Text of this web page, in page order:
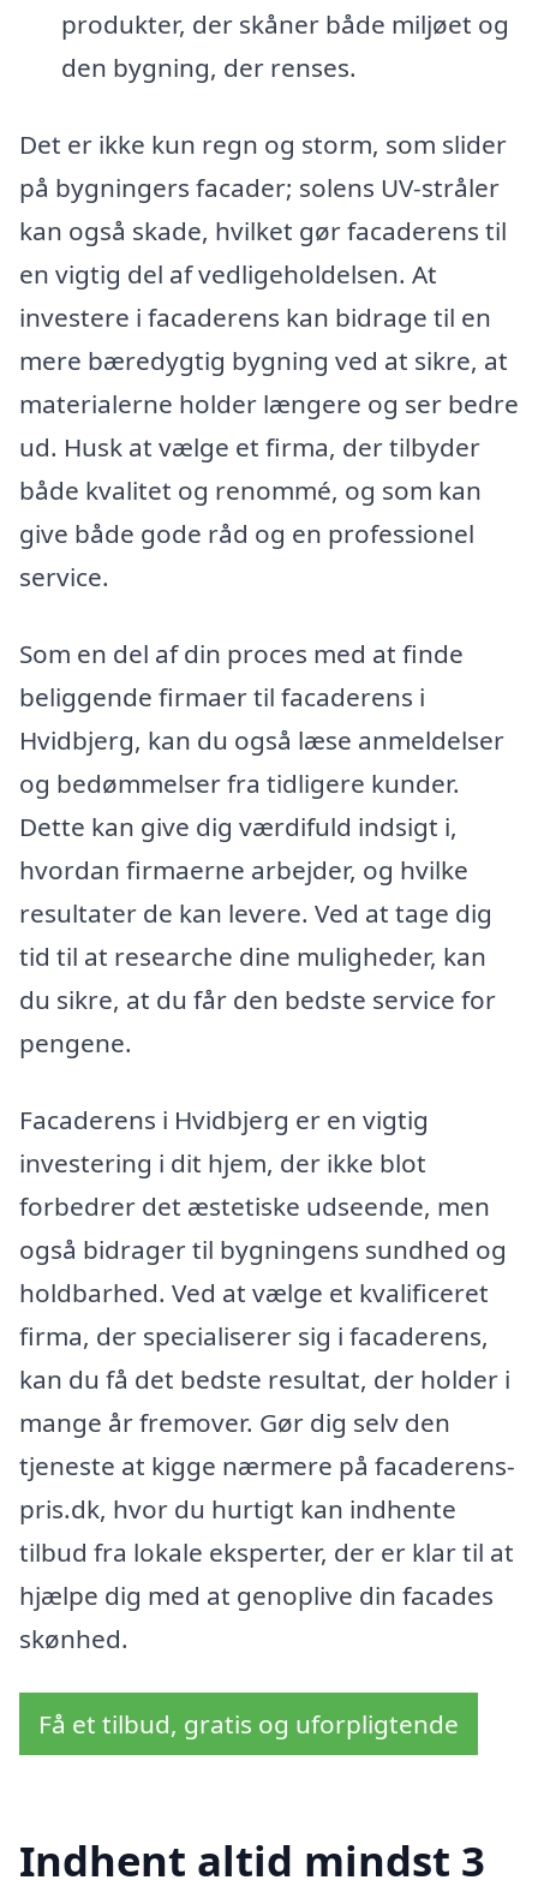
produkter, der skåner både miljøet og
den bygning, der renses.
Det er ikke kun regn og storm, som slider
på bygningers facader; solens UV-stråler
kan også skade, hvilket gør facaderens til
en vigtig del af vedligeholdelsen. At
investere i facaderens kan bidrage til en
mere bæredygtig bygning ved at sikre, at
materialerne holder længere og ser bedre
ud. Husk at vælge et firma, der tilbyder
både kvalitet og renommé, og som kan
give både gode råd og en professionel
service.
Som en del af din proces med at finde
beliggende firmaer til facaderens i
Hvidbjerg, kan du også læse anmeldelser
og bedømmelser fra tidligere kunder.
Dette kan give dig værdifuld indsigt i,
hvordan firmaerne arbejder, og hvilke
resultater de kan levere. Ved at tage dig
tid til at researche dine muligheder, kan
du sikre, at du får den bedste service for
pengene.
Facaderens i Hvidbjerg er en vigtig
investering i dit hjem, der ikke blot
forbedrer det æstetiske udseende, men
også bidrager til bygningens sundhed og
holdbarhed. Ved at vælge et kvalificeret
firma, der specialiserer sig i facaderens,
kan du få det bedste resultat, der holder i
mange år fremover. Gør dig selv den
tjeneste at kigge nærmere på facaderens-
pris.dk, hvor du hurtigt kan indhente
tilbud fra lokale eksperter, der er klar til at
hjælpe dig med at genoplive din facades
skønhed.
Få et tilbud, gratis og uforpligtende
Indhent altid mindst 3